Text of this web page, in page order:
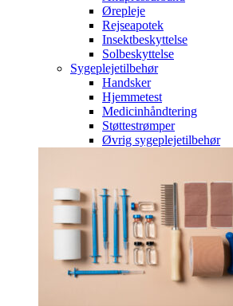
Ørepleje
Rejseapotek
Insektbeskyttelse
Solbeskyttelse
Sygeplejetilbehør
Handsker
Hjemmetest
Medicinhåndtering
Støttestrømper
Øvrig sygeplejetilbehør